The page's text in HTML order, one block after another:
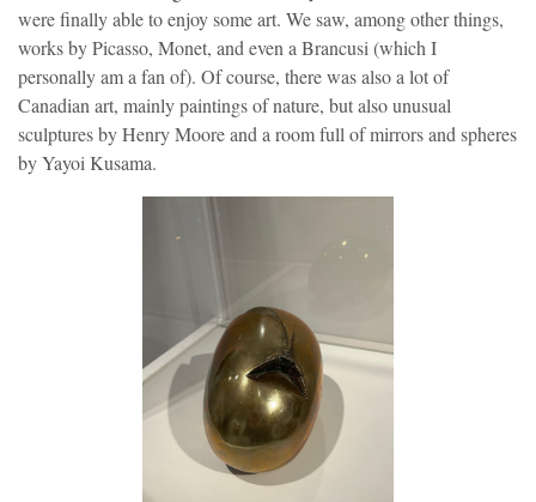
were finally able to enjoy some art. We saw, among other things,
works by Picasso, Monet, and even a Brancusi (which I
personally am a fan of). Of course, there was also a lot of
Canadian art, mainly paintings of nature, but also unusual
sculptures by Henry Moore and a room full of mirrors and spheres
by Yayoi Kusama.